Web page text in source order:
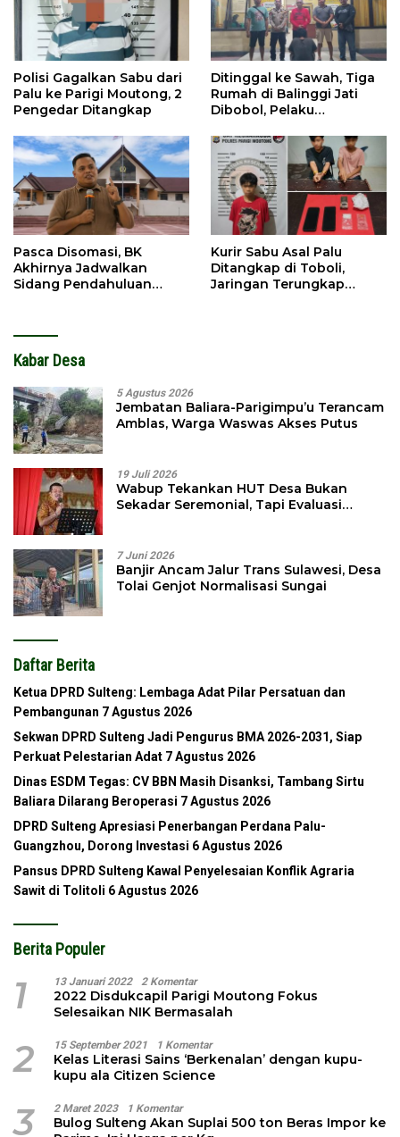
Polisi Gagalkan Sabu dari
Palu ke Parigi Moutong, 2
Pengedar Ditangkap
Ditinggal ke Sawah, Tiga
Rumah di Balinggi Jati
Dibobol, Pelaku
Pasca Disomasi, BK
Akhirnya Jadwalkan
Sidang Pendahuluan
Kurir Sabu Asal Palu
Ditangkap di Toboli,
Jaringan Terungkap
Kabar Desa
5 Agustus 2026
Jembatan Baliara-Parigimpu’u Terancam
Amblas, Warga Waswas Akses Putus
19 Juli 2026
Wabup Tekankan HUT Desa Bukan
Sekadar Seremonial, Tapi Evaluasi
7 Juni 2026
Banjir Ancam Jalur Trans Sulawesi, Desa
Tolai Genjot Normalisasi Sungai
Daftar Berita
Ketua DPRD Sulteng: Lembaga Adat Pilar Persatuan dan
Pembangunan 7 Agustus 2026
Sekwan DPRD Sulteng Jadi Pengurus BMA 2026-2031, Siap
Perkuat Pelestarian Adat 7 Agustus 2026
Dinas ESDM Tegas: CV BBN Masih Disanksi, Tambang Sirtu
Baliara Dilarang Beroperasi 7 Agustus 2026
DPRD Sulteng Apresiasi Penerbangan Perdana Palu-
Guangzhou, Dorong Investasi 6 Agustus 2026
Pansus DPRD Sulteng Kawal Penyelesaian Konflik Agraria
Sawit di Tolitoli 6 Agustus 2026
Berita Populer
1 13 Januari 2022 2 Komentar
2022 Disdukcapil Parigi Moutong Fokus
Selesaikan NIK Bermasalah
2 15 September 2021 1 Komentar
Kelas Literasi Sains ‘Berkenalan’ dengan kupu-
kupu ala Citizen Science
3 2 Maret 2023 1 Komentar
Bulog Sulteng Akan Suplai 500 ton Beras Impor ke